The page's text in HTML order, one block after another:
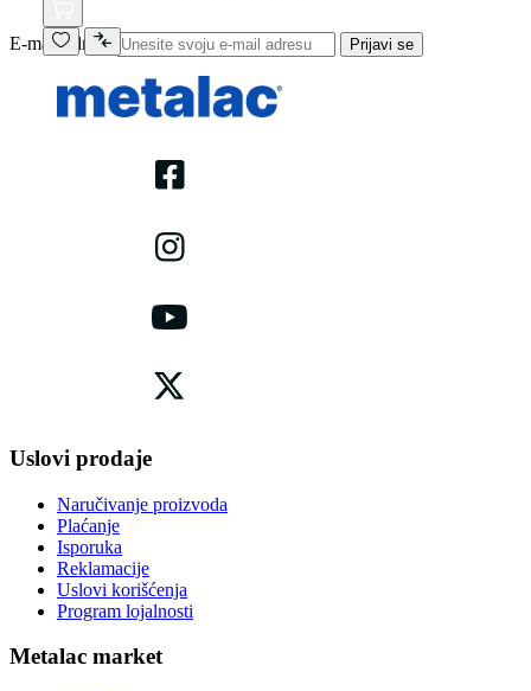
E-mail adresa Prijavi se
Uslovi prodaje
Naručivanje proizvoda
Plaćanje
Isporuka
Reklamacije
Uslovi korišćenja
Program lojalnosti
Metalac market